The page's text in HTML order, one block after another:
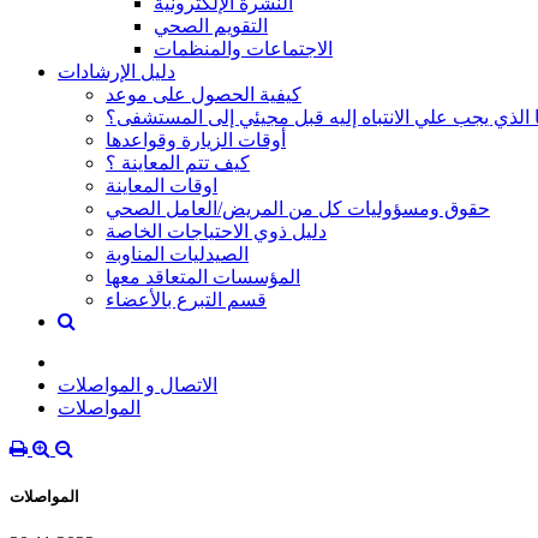
التقويم الصحي
الاجتماعات والمنظمات
دليل الإرشادات
كيفية الحصول على موعد
الذي يجب علي الانتباه إليه قبل مجيئي إلى المستشفى؟
أوقات الزيارة وقواعدها
كيف تتم المعاينة ؟
اوقات المعاينة
حقوق ومسؤوليات كل من المريض/العامل الصحي
دليل ذوي الاحتياجات الخاصة
الصيدليات المناوبة
المؤسسات المتعاقد معها
قسم التبرع بالأعضاء
الاتصال و المواصلات
المواصلات
المواصلات